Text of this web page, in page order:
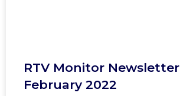
RTV Monitor Newsletter
February 2022